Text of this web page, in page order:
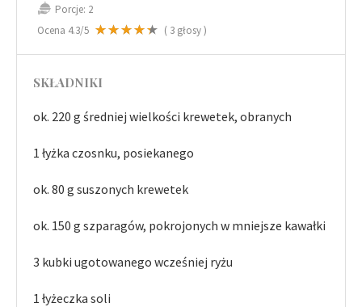
Porcje: 2
Ocena 4.3/5 ( 3 głosy )
SKŁADNIKI
ok. 220 g średniej wielkości krewetek, obranych
1 łyżka czosnku, posiekanego
ok. 80 g suszonych krewetek
ok. 150 g szparagów, pokrojonych w mniejsze kawałki
3 kubki ugotowanego wcześniej ryżu
1 łyżeczka soli